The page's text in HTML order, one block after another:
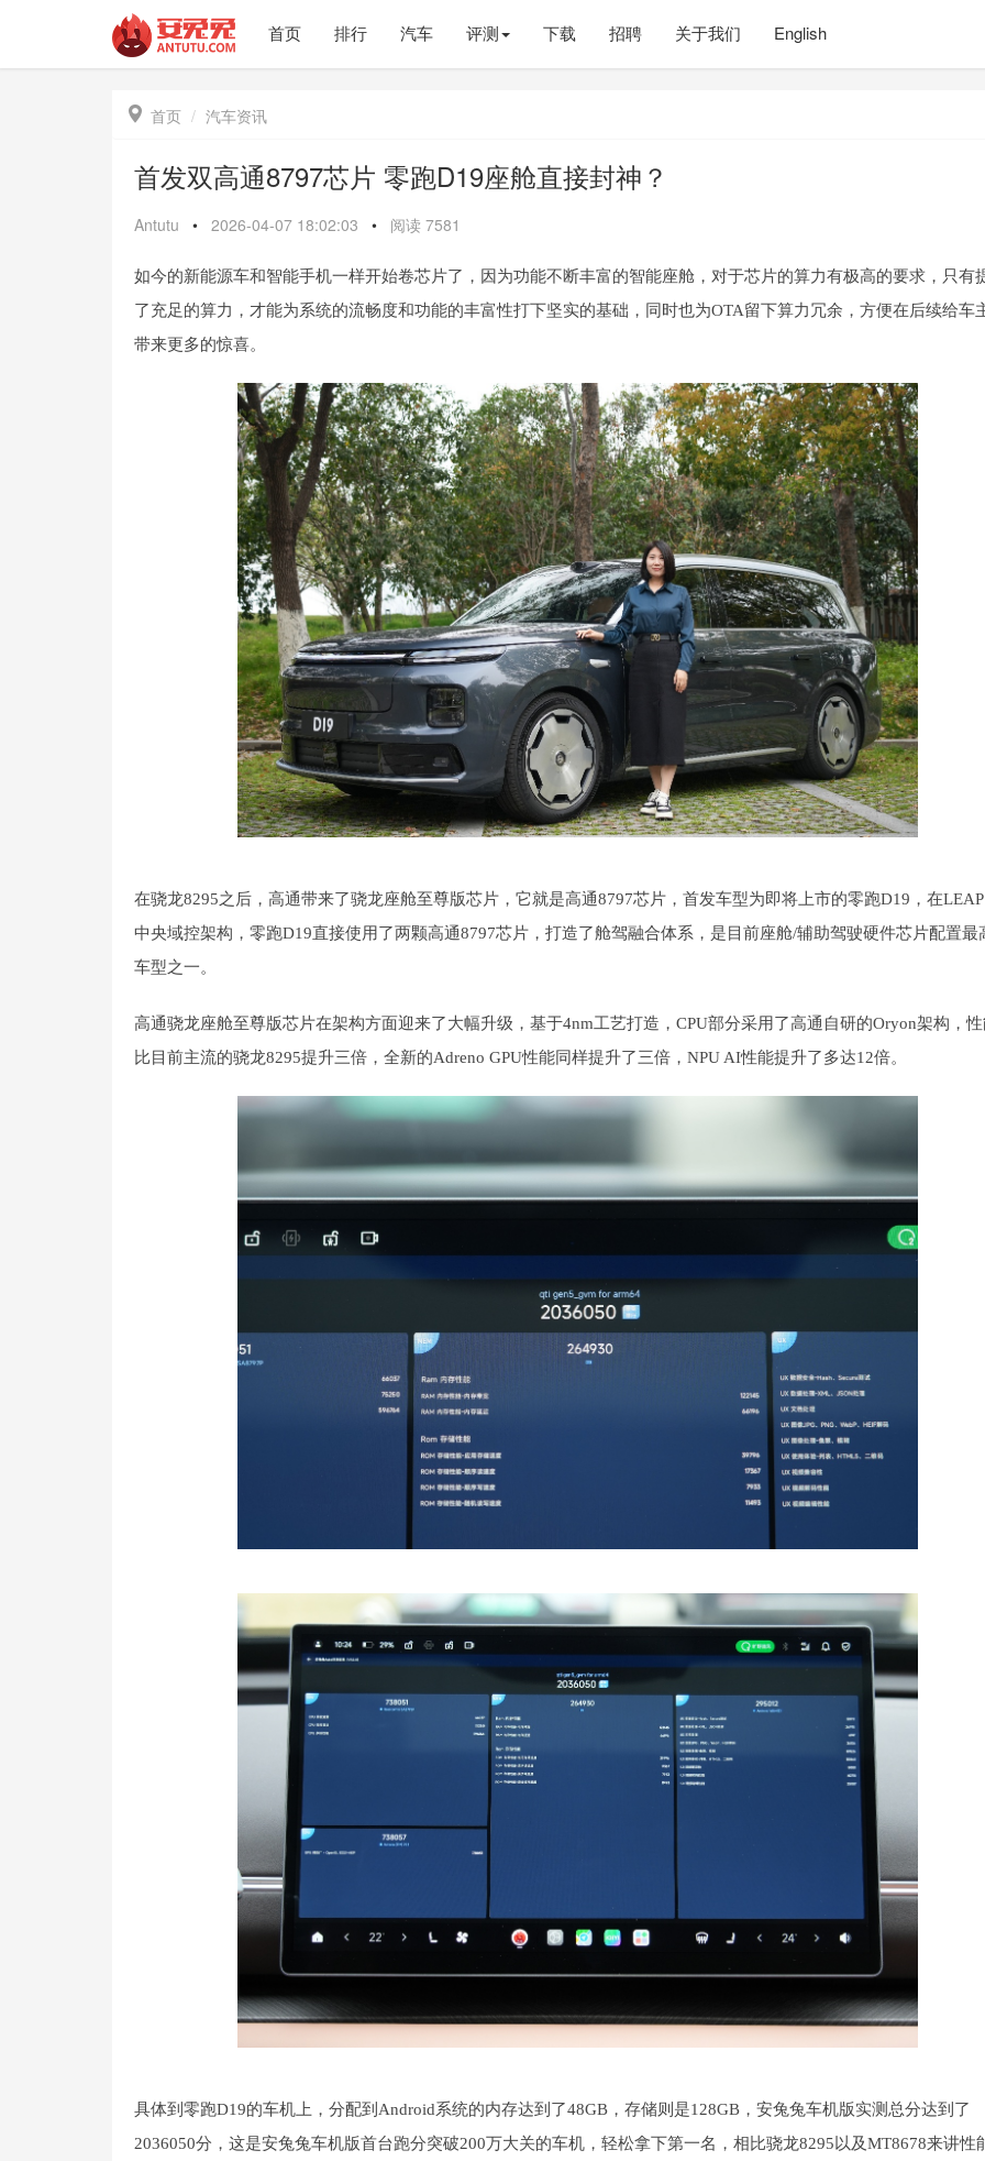
首页 排行 汽车 评测 下载 招聘 关于我们 English
 首页 汽车资讯
首发双高通8797芯片 零跑D19座舱直接封神？
Antutu • 2026-04-07 18:02:03 • 阅读 7581
如今的新能源车和智能手机一样开始卷芯片了，因为功能不断丰富的智能座舱，对于芯片的算力有极高的要求，只有
了充足的算力，才能为系统的流畅度和功能的丰富性打下坚实的基础，同时也为OTA留下算力冗余，方便在后续给车
带来更多的惊喜。
在骁龙8295之后，高通带来了骁龙座舱至尊版芯片，它就是高通8797芯片，首发车型为即将上市的零跑D19，在
中央域控架构，零跑D19直接使用了两颗高通8797芯片，打造了舱驾融合体系，是目前座舱/辅助驾驶硬件芯片配置最
车型之一。
高通骁龙座舱至尊版芯片在架构方面迎来了大幅升级，基于4nm工艺打造，CPU部分采用了高通自研的Oryon架构，
比目前主流的骁龙8295提升三倍，全新的Adreno GPU性能同样提升了三倍，NPU AI性能提升了多达12倍。
具体到零跑D19的车机上，分配到Android系统的内存达到了48GB，存储则是128GB，安兔兔车机版实测总分达到了
2036050分，这是安兔兔车机版首台跑分突破200万大关的车机，轻松拿下第一名，相比骁龙8295以及MT8678来讲性